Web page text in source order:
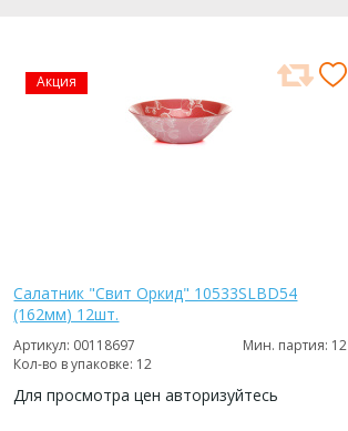
Акция
Салатник "Свит Оркид" 10533SLBD54
(162мм) 12шт.
Артикул: 00118697
Мин. партия: 12
Кол-во в упаковке: 12
Для просмотра цен авторизуйтесь